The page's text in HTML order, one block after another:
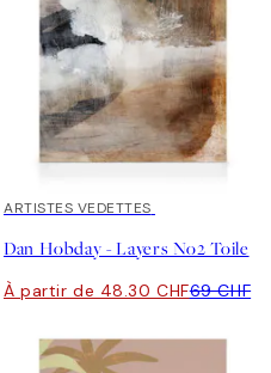
30%*
ARTISTES VEDETTES
Dan Hobday - Layers No2 Toile
À partir de 48.30 CHF69 CHF